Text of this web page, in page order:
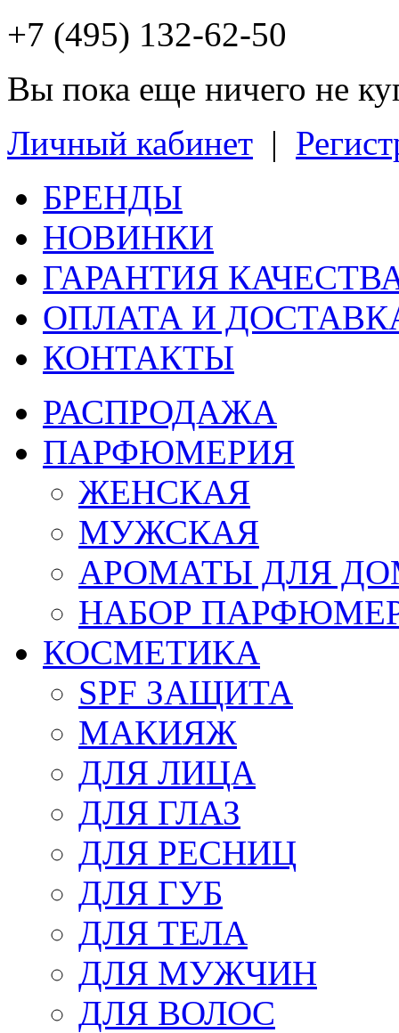
+7 (495) 132-62-50
Вы пока еще ничего не
Личный кабинет |
БРЕНДЫ
НОВИНКИ
ГАРАНТИЯ
ОПЛАТА И
КОНТАКТЫ
РАСПРОДАЖА
ПАРФЮМЕРИЯ
ЖЕНСКАЯ
МУЖСКАЯ
АРОМАТЫ ДЛЯ
НАБОР
КОСМЕТИКА
SPF ЗАЩИТА
МАКИЯЖ
ДЛЯ ЛИЦА
ДЛЯ ГЛАЗ
ДЛЯ РЕСНИЦ
ДЛЯ ГУБ
ДЛЯ ТЕЛА
ДЛЯ МУЖЧИН
ДЛЯ ВОЛОС